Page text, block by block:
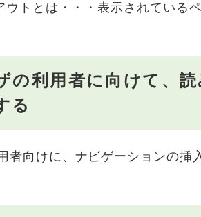
ウトとは・・・表示されている
の利用者に向けて、
る
者向けに、ナビゲーションの挿